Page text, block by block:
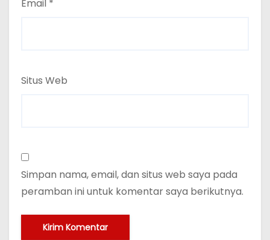
Email *
Situs Web
Simpan nama, email, dan situs web saya pada
peramban ini untuk komentar saya berikutnya.